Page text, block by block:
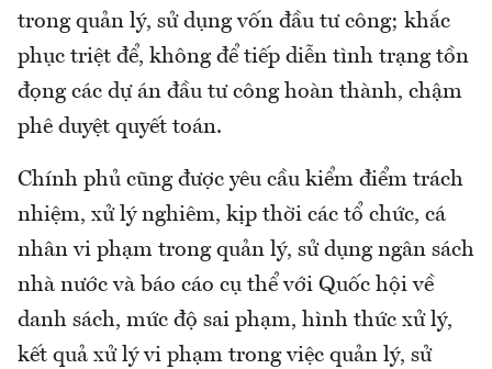
trong quản lý, sử dụng vốn đầu tư công; khắc
phục triệt để, không để tiếp diễn tình trạng tồn
đọng các dự án đầu tư công hoàn thành, chậm
phê duyệt quyết toán.
Chính phủ cũng được yêu cầu kiểm điểm trách
nhiệm, xử lý nghiêm, kịp thời các tổ chức, cá
nhân vi phạm trong quản lý, sử dụng ngân sách
nhà nước và báo cáo cụ thể với Quốc hội về
danh sách, mức độ sai phạm, hình thức xử lý,
kết quả xử lý vi phạm trong việc quản lý, sử